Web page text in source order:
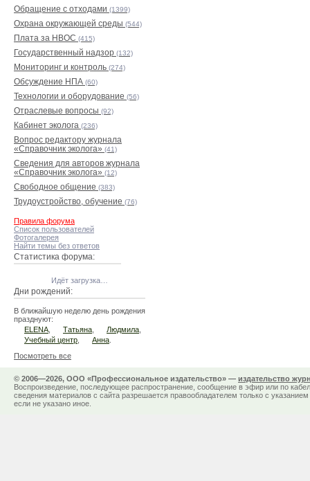
Обращение с отходами (1399)
Охрана окружающей среды (544)
Плата за НВОС (415)
Государственный надзор (132)
Мониторинг и контроль (274)
Обсуждение НПА (60)
Технологии и оборудование (56)
Отраслевые вопросы (92)
Кабинет эколога (236)
Вопрос редактору журнала
«Справочник эколога» (41)
Сведения для авторов журнала
«Справочник эколога» (12)
Свободное общение (383)
Трудоустройство, обучение (76)
Правила форума
Список пользователей
Фотогалерея
Найти темы без ответов
Статистика форума:
Идёт загрузка…
Дни рождений:
В ближайшую неделю день рождения
празднуют:
ELENA
Татьяна Людмила
Учебный центр
Анна
Посмотреть все
© 2006—2026, ООО «Профессиональное издательство» — издательство
Воспроизведение, последующее распространение, сообщение в эфир или по
сведения материалов с сайта разрешается правообладателем только с
если не указано иное.